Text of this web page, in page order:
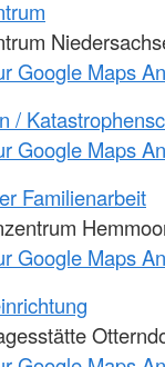
Google Maps
/
Google Maps
Familienarbeit
Google Maps